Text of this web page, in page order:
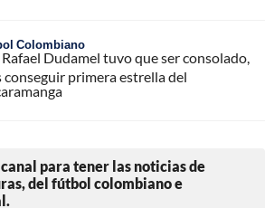
Colombiano
Rafael Dudamel tuvo que ser consolado,
conseguir primera estrella del
para tener las noticias de
del fútbol colombiano e